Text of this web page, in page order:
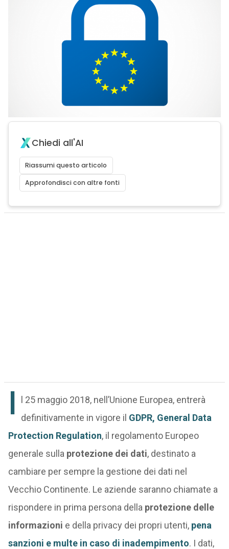
Chiedi all'AI
Riassumi questo articolo
Approfondisci con altre fonti
I
l 25 maggio 2018, nell’Unione Europea, entrerà
definitivamente in vigore il GDPR, General Data
Protection Regulation, il regolamento Europeo
generale sulla protezione dei dati, destinato a
cambiare per sempre la gestione dei dati nel
Vecchio Continente. Le aziende saranno chiamate a
rispondere in prima persona della protezione delle
informazioni e della privacy dei propri utenti, pena
sanzioni e multe in caso di inadempimento. I dati,